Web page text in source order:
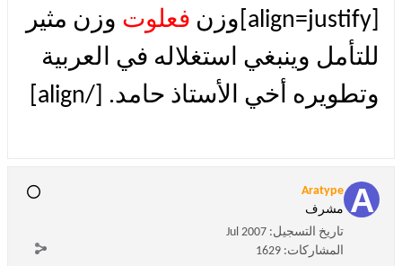
فعلوت وزن مثير
للتأمل وينبغي استغلاله في العربية
وتطويره أخي الأستاذ حامد. [/align]
Aratype
مشرف
تاريخ التسجيل: Jul 2007
المشاركات: 1629